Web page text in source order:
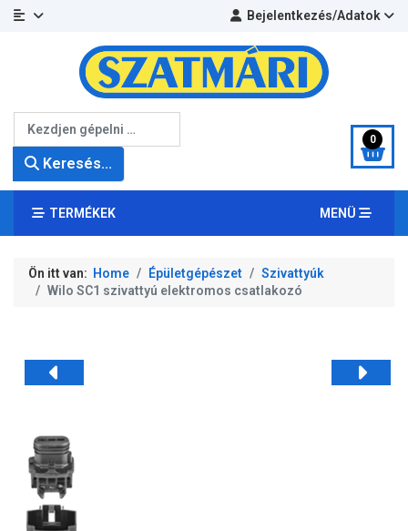
Bejelentkezés/Adatok
Keresés...
0
TERMÉKEK MENÜ
Ön itt van: Home Épületgépészet
Szivattyúk
Wilo SC1 szivattyú elektromos csatlakozó